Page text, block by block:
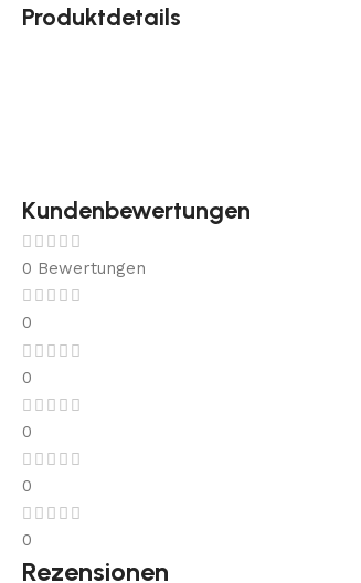
Produktdetails
Kundenbewertungen
0 Bewertungen
0
0
0
0
0
Rezensionen